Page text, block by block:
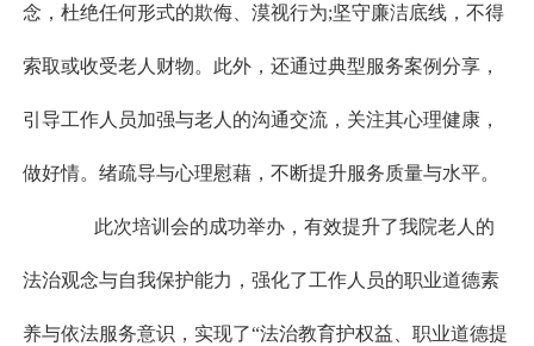
念，杜绝任何形式的欺侮、漠视行为;坚守廉洁底线，不得
索取或收受老人财物。此外，还通过典型服务案例分享，
引导工作人员加强与老人的沟通交流，关注其心理健康，
做好情。绪疏导与心理慰藉，不断提升服务质量与水平。
此次培训会的成功举办，有效提升了我院老人的
法治观念与自我保护能力，强化了工作人员的职业道德素
养与依法服务意识，实现了“法治教育护权益、职业道德提